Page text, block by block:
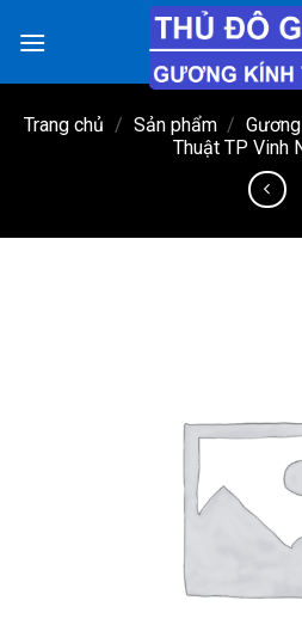
đến
Trang chủ / Sản phẩm /
Thuật TP Vinh